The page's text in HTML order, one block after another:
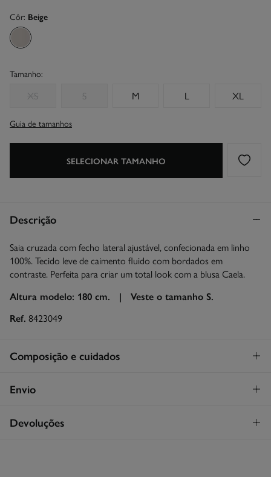
Côr: Beige
Tamanho:
XS S M L XL
Guia de tamanhos
SELECIONAR TAMANHO
Descrição
Saia cruzada com fecho lateral ajustável, confecionada em linho
100%. Tecido leve de caimento fluido com bordados em
contraste. Perfeita para criar um total look com a blusa Caela.
Altura modelo: 180 cm. | Veste o tamanho S.
Ref. 8423049
Composição e cuidados
Composição
Cuidados
Envio
STANDARD
Devoluções